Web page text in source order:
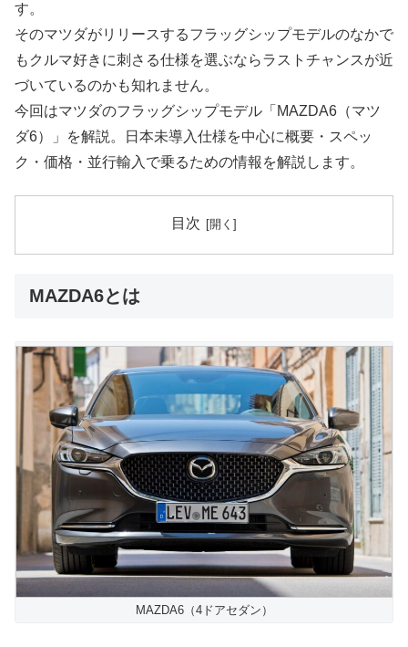
す。
そのマツダがリリースするフラッグシップモデルのなかで
もクルマ好きに刺さる仕様を選ぶならラストチャンスが近
づいているのかも知れません。
今回はマツダのフラッグシップモデル「MAZDA6（マツ
ダ6）」を解説。日本未導入仕様を中心に概要・スペッ
ク・価格・並行輸入で乗るための情報を解説します。
目次
MAZDA6とは
MAZDA6（4ドアセダン）